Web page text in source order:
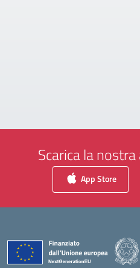
Scarica la
App Store